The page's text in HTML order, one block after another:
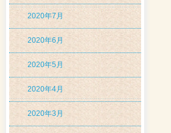
2020年7月
2020年6月
2020年5月
2020年4月
2020年3月